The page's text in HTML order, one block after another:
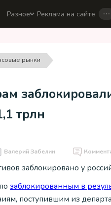
Разное Реклама на сайте …
рынки
трлн
Валерий Забелин
заблокировано у
заблокированным в
поступившим из